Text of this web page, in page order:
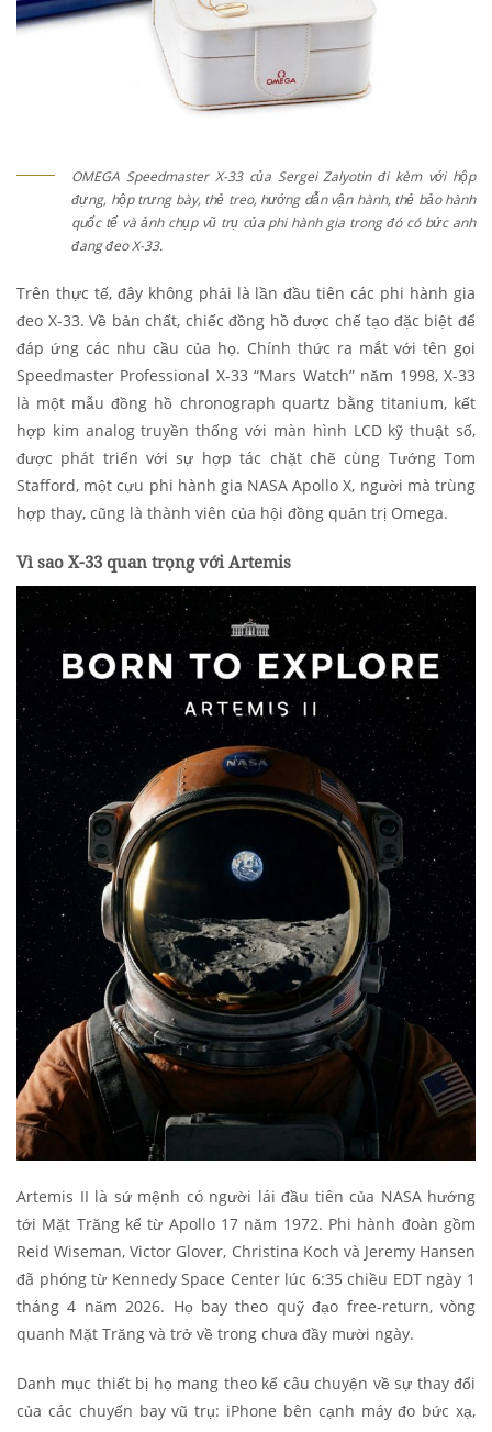
OMEGA Speedmaster X-33 của Sergei Zalyotin đi kèm với hộp
đựng, hộp trưng bày, thẻ treo, hướng dẫn vận hành, thẻ bảo hành
quốc tế và ảnh chụp vũ trụ của phi hành gia trong đó có bức anh
đang đeo X-33.
Trên thực tế, đây không phải là lần đầu tiên các phi hành gia
đeo X-33. Về bản chất, chiếc đồng hồ được chế tạo đặc biệt để
đáp ứng các nhu cầu của họ. Chính thức ra mắt với tên gọi
Speedmaster Professional X-33 “Mars Watch” năm 1998, X-33
là một mẫu đồng hồ chronograph quartz bằng titanium, kết
hợp kim analog truyền thống với màn hình LCD kỹ thuật số,
được phát triển với sự hợp tác chặt chẽ cùng Tướng Tom
Stafford, một cựu phi hành gia NASA Apollo X, người mà trùng
hợp thay, cũng là thành viên của hội đồng quản trị Omega.
Vì sao X-33 quan trọng với Artemis
Artemis II là sứ mệnh có người lái đầu tiên của NASA hướng
tới Mặt Trăng kể từ Apollo 17 năm 1972. Phi hành đoàn gồm
Reid Wiseman, Victor Glover, Christina Koch và Jeremy Hansen
đã phóng từ Kennedy Space Center lúc 6:35 chiều EDT ngày 1
tháng 4 năm 2026. Họ bay theo quỹ đạo free-return, vòng
quanh Mặt Trăng và trở về trong chưa đầy mười ngày.
Danh mục thiết bị họ mang theo kể câu chuyện về sự thay đổi
của các chuyến bay vũ trụ: iPhone bên cạnh máy đo bức xạ,